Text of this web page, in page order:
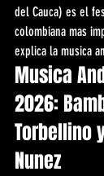
del Cauca) es el
colombiana mas
explica la musica
Musica
2026:
Torbellino
Nunez